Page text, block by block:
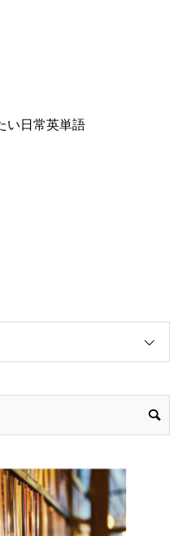
い日常英単語